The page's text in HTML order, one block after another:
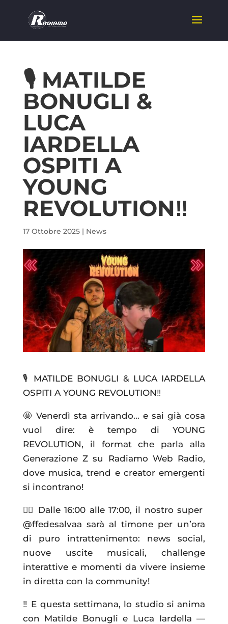
🎙️ MATILDE
BONUGLI &
LUCA
IARDELLA
OSPITI A
YOUNG
REVOLUTION‼️
17 Ottobre 2025| News
🎙️ MATILDE BONUGLI & LUCA IARDELLA
OSPITI A YOUNG REVOLUTION‼️
🤩 Venerdì sta arrivando… e sai già cosa
vuol dire: è tempo di YOUNG
REVOLUTION, il format che parla alla
Generazione Z su Radiamo Web Radio,
dove musica, trend e creator emergenti
si incontrano!
❤️‍🔥 Dalle 16:00 alle 17:00, il nostro super
@ffedesalvaa sarà al timone per un’ora
di puro intrattenimento: news social,
nuove uscite musicali, challenge
interattive e momenti da vivere insieme
in diretta con la community!
‼️ E questa settimana, lo studio si anima
con Matilde Bonugli e Luca Iardella —